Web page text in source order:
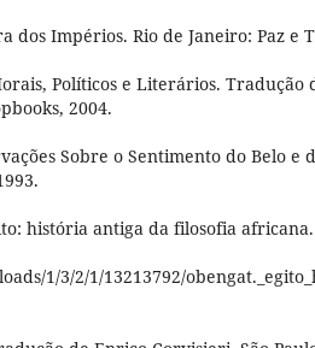
dos Impérios. Rio de Janeiro: Paz e
Políticos e Literários. Tradução
2004.
Sobre o Sentimento do Belo e
história antiga da filosofia
1/3/2/1/13213792/